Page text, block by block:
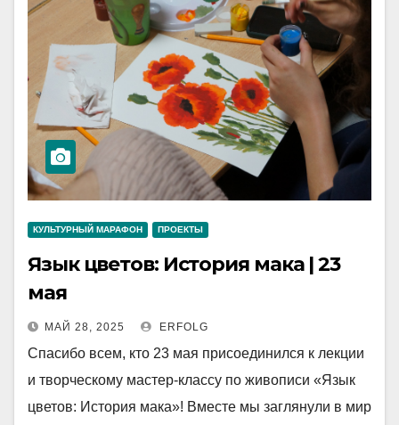
КУЛЬТУРНЫЙ МАРАФОН ПРОЕКТЫ
Язык цветов: История мака | 23
мая
МАЙ 28, 2025 ERFOLG
Спасибо всем, кто 23 мая присоединился к лекции
и творческому мастер-классу по живописи «Язык
цветов: История мака»! Вместе мы заглянули в мир